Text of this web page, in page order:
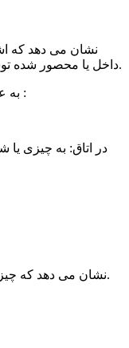
داخل یا محصور شده توسط یک فضای خاص (کشو، کتابخانه) هستند.
عبارات رایج با “in” به عنوان حرف اضافه مکان :
در اتاق: به چیزی
In the box: نشان می دهد که چیزی در یک جعبه قرار گرفته است.